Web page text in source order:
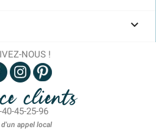

NOUS !
clients
40-45-25-96
appel local